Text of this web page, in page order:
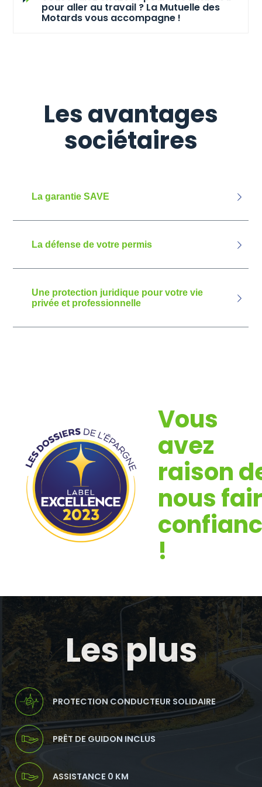
pour aller au travail ? La Mutuelle des
Motards vous accompagne !
Les avantages
sociétaires
La garantie SAVE
La défense de votre permis
Une protection juridique pour votre vie
privée et professionnelle
Vous
avez
raison
nous
!
Les plus
PROTECTION CONDUCTEUR SOLIDAIRE
PRÊT DE GUIDON INCLUS
ASSISTANCE 0 KM